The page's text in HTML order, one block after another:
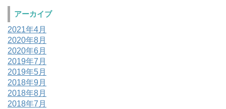
アーカイブ
2021年4月
2020年8月
2020年6月
2019年7月
2019年5月
2018年9月
2018年8月
2018年7月